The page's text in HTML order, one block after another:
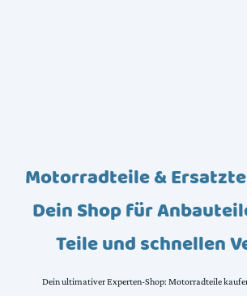
Motorradteile &
Dein Shop für
Teile und schnellen
Dein ultimativer Experten-Shop: Motorradteile